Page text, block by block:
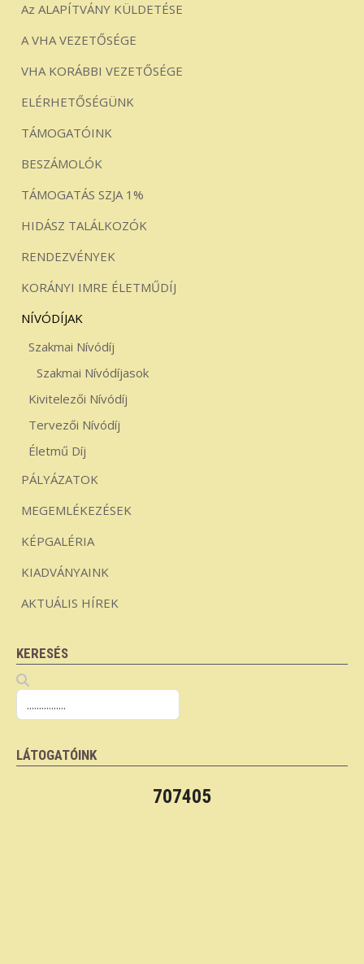
Az ALAPÍTVÁNY KÜLDETÉSE
A VHA VEZETŐSÉGE
VHA KORÁBBI VEZETŐSÉGE
ELÉRHETŐSÉGÜNK
TÁMOGATÓINK
BESZÁMOLÓK
TÁMOGATÁS SZJA 1%
HIDÁSZ TALÁLKOZÓK
RENDEZVÉNYEK
KORÁNYI IMRE ÉLETMŰDÍJ
NÍVÓDÍJAK
Szakmai Nívódíj
Szakmai Nívódíjasok
Kivitelezői Nívódíj
Tervezői Nívódíj
Életmű Díj
PÁLYÁZATOK
MEGEMLÉKEZÉSEK
KÉPGALÉRIA
KIADVÁNYAINK
AKTUÁLIS HÍREK
KERESÉS
LÁTOGATÓINK
707405